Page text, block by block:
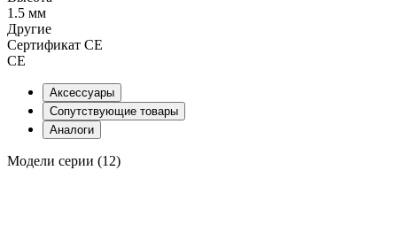
1.5 мм
Другие
Сертификат CE
CE
Аксессуары
Сопутствующие товары
Аналоги
Модели серии (12)